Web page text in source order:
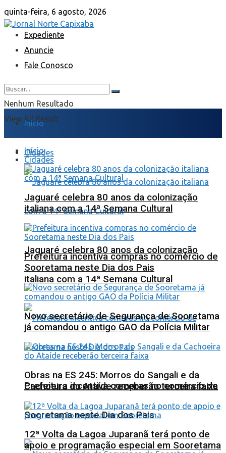
quinta-feira, 6 agosto, 2026
Expediente
Anuncie
Fale Conosco
Nenhum Resultado
View All Result
Início
Cidades
Jaguaré celebra 80 anos da colonização
italiana com a 14ª Semana Cultural
Prefeitura incentiva compras no comércio de
Sooretama neste Dia dos Pais
Início
Cidades
Jaguaré celebra 80 anos da colonização
italiana com a 14ª Semana Cultural
Prefeitura incentiva compras no comércio de
Sooretama neste Dia dos Pais
Novo secretário de Segurança de Sooretama
já comandou o antigo GAO da Polícia Militar
Obras na ES 245: Morros do Sangali e da
Cachoeira do Ataíde receberão terceira faixa
12ª Volta da Lagoa Juparanã terá ponto de
apoio e programação especial em Sooretama